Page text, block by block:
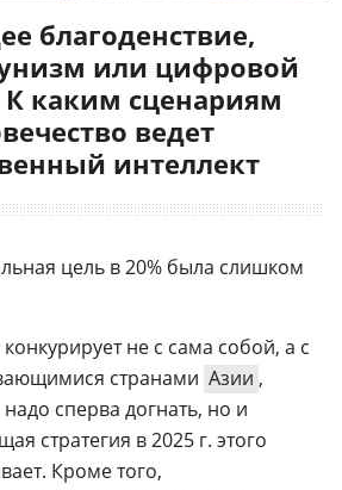
благоденствие,
или цифровой
каким сценариям
ведет
интеллект
цель в 20% была слишком
не с сама собой, а с
странами Азии ,
сперва догнать, но и
стратегия в 2025 г. этого
Кроме того,